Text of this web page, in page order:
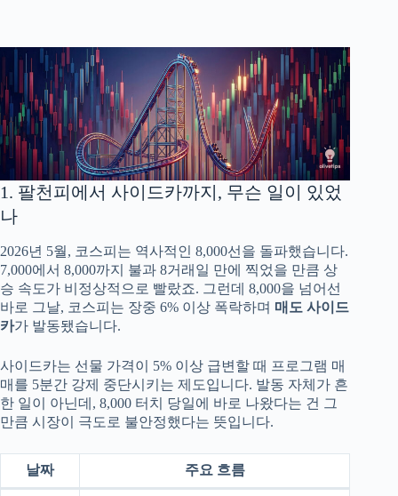
1. 팔천피에서 사이드카까지, 무슨 일이 있었
나
2026년 5월, 코스피는 역사적인 8,000선을 돌파했습니다.
7,000에서 8,000까지 불과 8거래일 만에 찍었을 만큼 상
승 속도가 비정상적으로 빨랐죠. 그런데 8,000을 넘어선
바로 그날, 코스피는 장중 6% 이상 폭락하며 매도 사이드
카가 발동됐습니다.
사이드카는 선물 가격이 5% 이상 급변할 때 프로그램 매
매를 5분간 강제 중단시키는 제도입니다. 발동 자체가 흔
한 일이 아닌데, 8,000 터치 당일에 바로 나왔다는 건 그
만큼 시장이 극도로 불안정했다는 뜻입니다.
날짜 주요 흐름